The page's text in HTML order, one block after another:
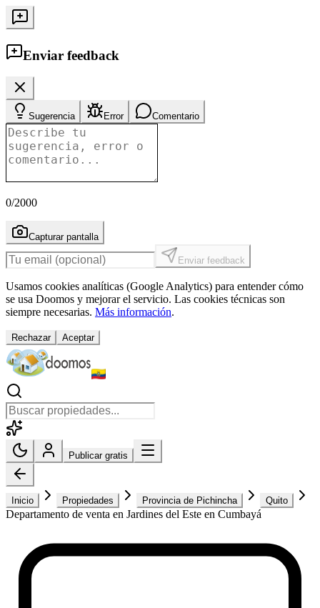
Enviar feedback
Sugerencia Error Comentario
0/2000
Capturar pantalla
Enviar feedback
Usamos cookies analíticas (Google Analytics) para entender cómo
se usa Doomos y mejorar el servicio. Las cookies técnicas son
siempre necesarias. Más información.
Rechazar Aceptar
Publicar gratis
Inicio Propiedades Provincia de Pichincha Quito
Departamento de venta en Jardines del Este en Cumbayá